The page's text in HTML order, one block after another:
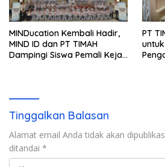
MINDucation Kembali Hadir,
MIND ID dan PT TIMAH
Dampingi Siswa Pemali Kejar
PT
Tinggalkan Balasan
Alamat email Anda tidak akan
ditandai *